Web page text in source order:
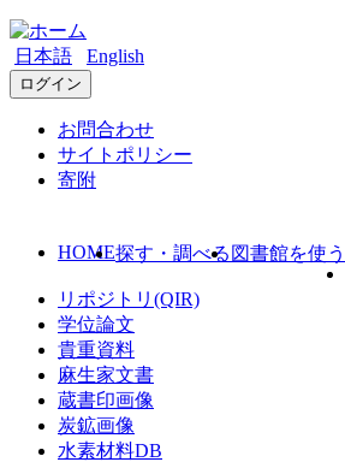
日本語 English
ログイン
お問合わせ
サイトポリシー
寄附
HOME探す・調べる 図書館を使う
リポジトリ(QIR)
学位論文
貴重資料
麻生家文書
蔵書印画像
炭鉱画像
水素材料DB